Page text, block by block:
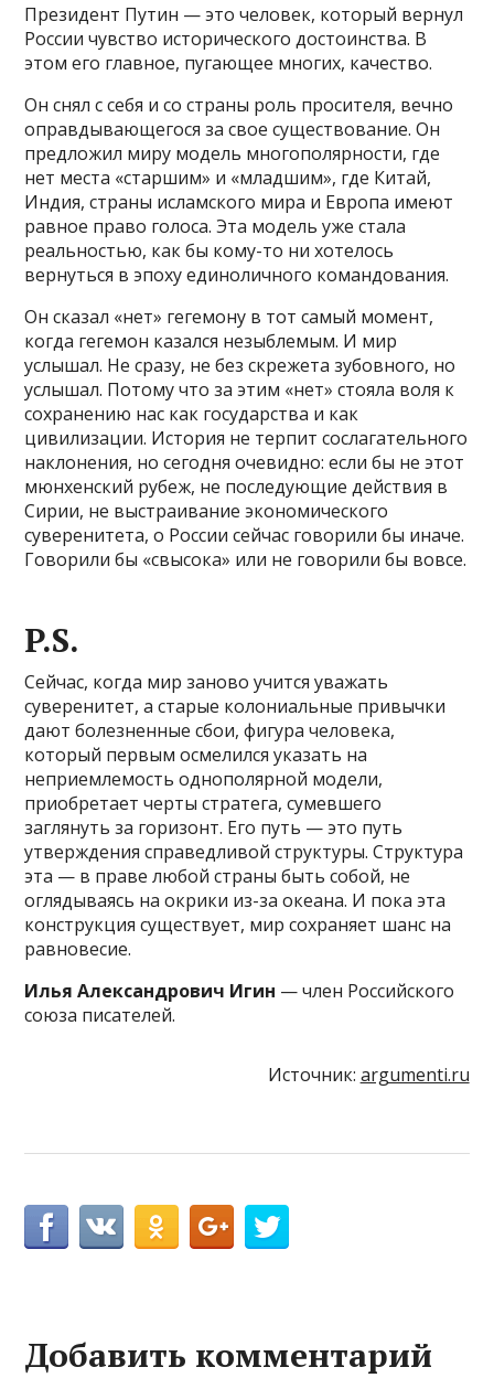
Президент Путин — это человек, который вернул
России чувство исторического достоинства. В
этом его главное, пугающее многих, качество.
Он снял с себя и со страны роль просителя, вечно
оправдывающегося за свое существование. Он
предложил миру модель многополярности, где
нет места «старшим» и «младшим», где Китай,
Индия, страны исламского мира и Европа имеют
равное право голоса. Эта модель уже стала
реальностью, как бы кому-то ни хотелось
вернуться в эпоху единоличного командования.
Он сказал «нет» гегемону в тот самый момент,
когда гегемон казался незыблемым. И мир
услышал. Не сразу, не без скрежета зубовного, но
услышал. Потому что за этим «нет» стояла воля к
сохранению нас как государства и как
цивилизации. История не терпит сослагательного
наклонения, но сегодня очевидно: если бы не этот
мюнхенский рубеж, не последующие действия в
Сирии, не выстраивание экономического
суверенитета, о России сейчас говорили бы иначе.
Говорили бы «свысока» или не говорили бы вовсе.
P.S.
Сейчас, когда мир заново учится уважать
суверенитет, а старые колониальные привычки
дают болезненные сбои, фигура человека,
который первым осмелился указать на
неприемлемость однополярной модели,
приобретает черты стратега, сумевшего
заглянуть за горизонт. Его путь — это путь
утверждения справедливой структуры. Структура
эта — в праве любой страны быть собой, не
оглядываясь на окрики из-за океана. И пока эта
конструкция существует, мир сохраняет шанс на
равновесие.
Илья Александрович Игин — член Российского
союза писателей.
Источник: argumenti.ru
Добавить комментарий